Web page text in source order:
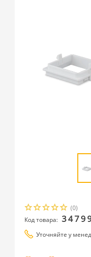
(0)
Код товара:
Уточняйте у